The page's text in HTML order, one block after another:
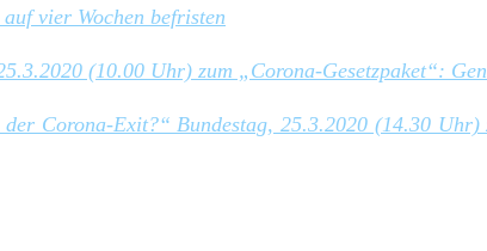
vier Wochen befristen
(10.00 Uhr) zum „Corona-Gesetzpaket“:
Corona-Exit?“ Bundestag, 25.3.2020 (14.30